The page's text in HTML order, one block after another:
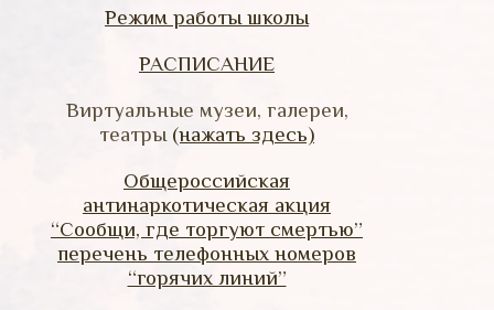
Режим работы школы
РАСПИСАНИЕ
Виртуальные музеи, галереи,
театры (нажать здесь)
Общероссийская
антинаркотическая акция
“Сообщи, где торгуют смертью”
перечень телефонных номеров
“горячих линий”